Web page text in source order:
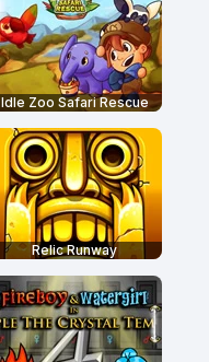
Idle Zoo Safari Rescue
Relic Runway